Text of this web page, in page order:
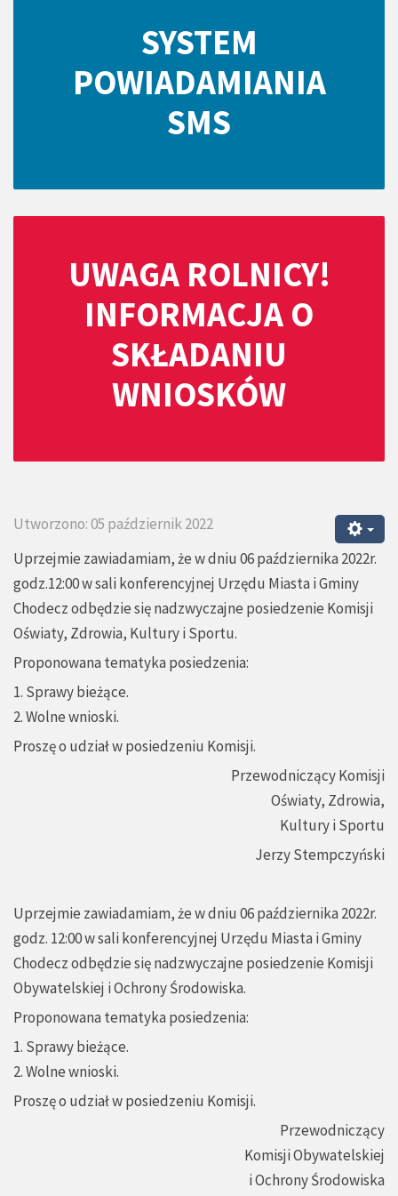
SYSTEM
POWIADAMIANIA
SMS
UWAGA ROLNICY!
INFORMACJA O
SKŁADANIU
WNIOSKÓW
Utworzono: 05 październik 2022
Uprzejmie zawiadamiam, że w dniu 06 października 2022r.
godz.12:00 w sali konferencyjnej Urzędu Miasta i Gminy
Chodecz odbędzie się nadzwyczajne posiedzenie Komisji
Oświaty, Zdrowia, Kultury i Sportu.
Proponowana tematyka posiedzenia:
1. Sprawy bieżące.
2. Wolne wnioski.
Proszę o udział w posiedzeniu Komisji.
Przewodniczący Komisji
Oświaty, Zdrowia,
Kultury i Sportu
Jerzy Stempczyński
Uprzejmie zawiadamiam, że w dniu 06 października 2022r.
godz. 12:00 w sali konferencyjnej Urzędu Miasta i Gminy
Chodecz odbędzie się nadzwyczajne posiedzenie Komisji
Obywatelskiej i Ochrony Środowiska.
Proponowana tematyka posiedzenia:
1. Sprawy bieżące.
2. Wolne wnioski.
Proszę o udział w posiedzeniu Komisji.
Przewodniczący
Komisji Obywatelskiej
i Ochrony Środowiska